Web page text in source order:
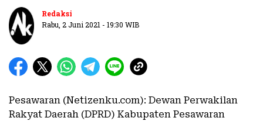
Redaksi
Rabu, 2 Juni 2021 - 19:30 WIB
Pesawaran (Netizenku.com): Dewan Perwakilan
Rakyat Daerah (DPRD) Kabupaten Pesawaran